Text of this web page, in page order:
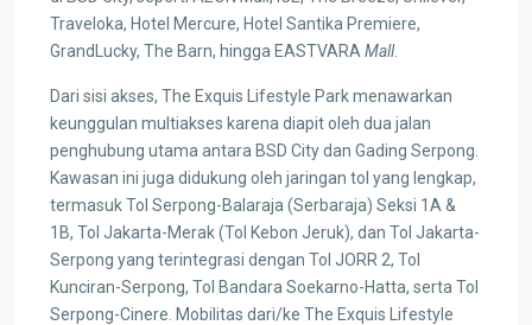
Traveloka, Hotel Mercure, Hotel Santika Premiere,
GrandLucky, The Barn, hingga EASTVARA Mall.
Dari sisi akses, The Exquis Lifestyle Park menawarkan
keunggulan multiakses karena diapit oleh dua jalan
penghubung utama antara BSD City dan Gading Serpong.
Kawasan ini juga didukung oleh jaringan tol yang lengkap,
termasuk Tol Serpong-Balaraja (Serbaraja) Seksi 1A &
1B, Tol Jakarta-Merak (Tol Kebon Jeruk), dan Tol Jakarta-
Serpong yang terintegrasi dengan Tol JORR 2, Tol
Kunciran-Serpong, Tol Bandara Soekarno-Hatta, serta Tol
Serpong-Cinere. Mobilitas dari/ke The Exquis Lifestyle